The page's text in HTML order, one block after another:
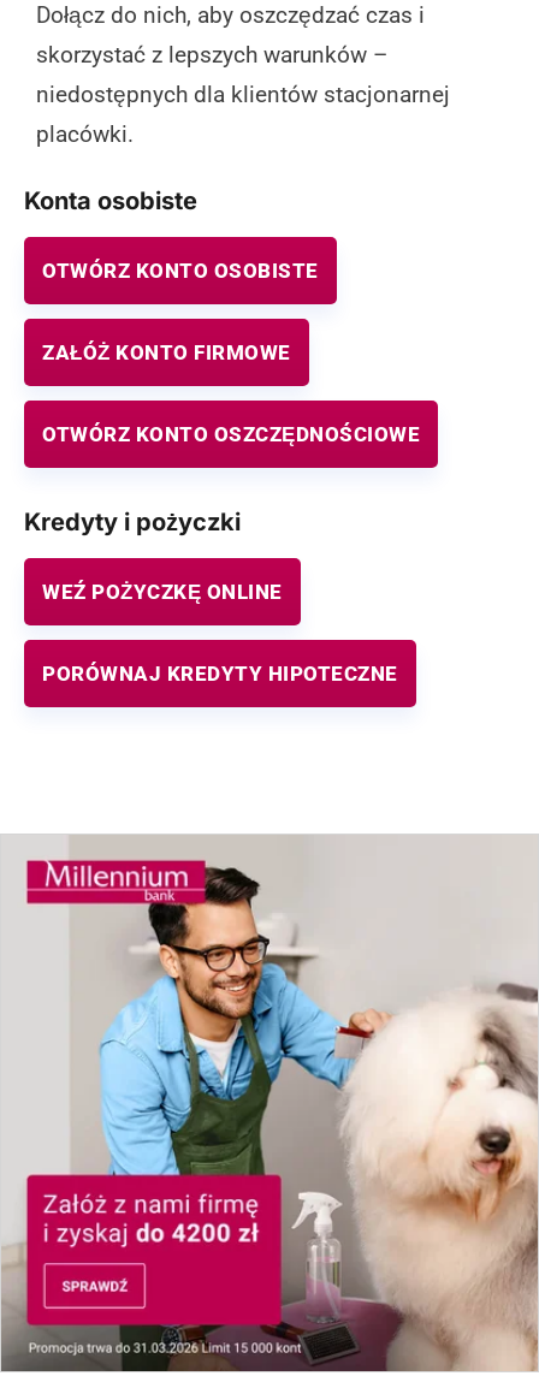
Dołącz do nich, aby oszczędzać czas i
skorzystać z lepszych warunków –
niedostępnych dla klientów stacjonarnej
placówki.
Konta osobiste
OTWÓRZ KONTO OSOBISTE
ZAŁÓŻ KONTO FIRMOWE
OTWÓRZ KONTO OSZCZĘDNOŚCIOWE
Kredyty i pożyczki
WEŹ POŻYCZKĘ ONLINE
PORÓWNAJ KREDYTY HIPOTECZNE